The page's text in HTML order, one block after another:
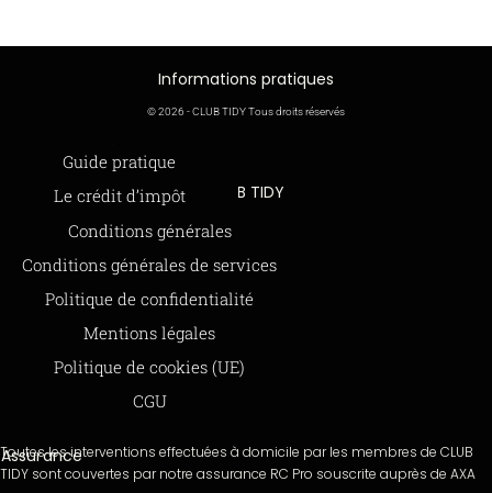
Informations pratiques
Guide pratique
Le crédit d’impôt
Offre de parrainage 50-50
FAQ
BLOG
© 2026 - CLUB TIDY Tous droits réservés
Informations légales
Conditions générales
Conditions générales de services
Politique de confidentialité
Mentions légales
Politique de cookies (UE)
CGU
CLUB TIDY
SAS CLUB TIDY
165 Avenue de Bretagne
979 480 886 RCS LILLE Métropole
SAP / 979480886 Acte 2023-140
Moyens de paiements
Paiements sécurisés via STRIPE
Assurance
Toutes les interventions effectuées à domicile par les membres de CLUB
TIDY sont couvertes par notre assurance RC Pro souscrite auprès de AXA